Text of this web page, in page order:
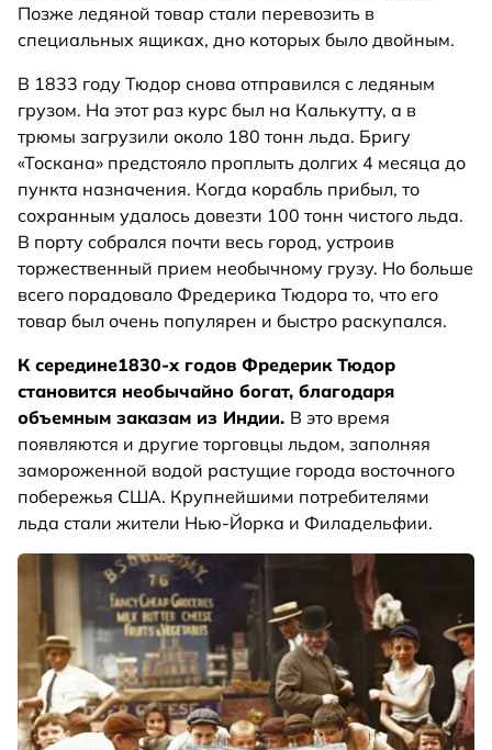
Позже ледяной товар стали перевозить в
специальных ящиках, дно которых было двойным.
В 1833 году Тюдор снова отправился с ледяным
грузом. На этот раз курс был на Калькутту, а в
трюмы загрузили около 180 тонн льда. Бригу
«Тоскана» предстояло проплыть долгих 4 месяца до
пункта назначения. Когда корабль прибыл, то
сохранным удалось довезти 100 тонн чистого льда.
В порту собрался почти весь город, устроив
торжественный прием необычному грузу. Но больше
всего порадовало Фредерика Тюдора то, что его
товар был очень популярен и быстро раскупался.
К середине1830-х годов Фредерик Тюдор
становится необычайно богат, благодаря
объемным заказам из Индии. В это время
появляются и другие торговцы льдом, заполняя
замороженной водой растущие города восточного
побережья США. Крупнейшими потребителями
льда стали жители Нью-Йорка и Филадельфии.